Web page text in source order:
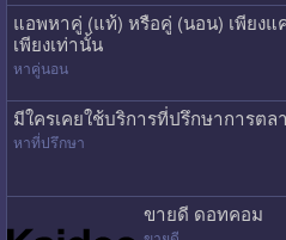
แอพหาคู่ (แท้) หรือคู่ (นอน) เพียง
เพียงเท่านั้น
หาคู่นอน
มีใครเคยใช้บริการที่ปรึกษาการตล
หาที่ปรึกษา
ขายดี ดอทคอม